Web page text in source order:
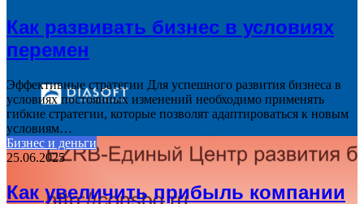
Как развивать бизнес в условиях
перемен
Эффективные стратегии Для успешного развития бизнеса в
условиях постоянных изменений необходимо применять
гибкие стратегии, которые позволят адаптироваться к новым
условиям…
Бизнес и деньги
25.06.2025
Как увеличить прибыль компании